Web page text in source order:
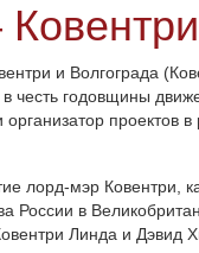
и Волгограда
в честь годовщины
организатор проектов
лорд-мэр Ковентри,
России в
Линда и Дэвид